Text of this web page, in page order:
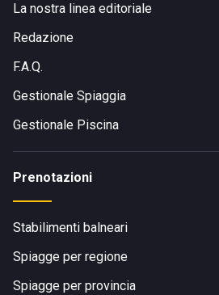
La nostra linea editoriale
Redazione
F.A.Q.
Gestionale Spiaggia
Gestionale Piscina
Prenotazioni
Stabilimenti balneari
Spiagge per regione
Spiagge per provincia